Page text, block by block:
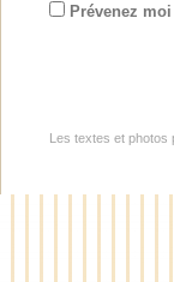
Prévenez
Les textes et photos